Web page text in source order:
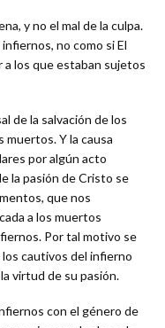
y no el mal de la culpa.
no como si El
a los que estaban sujetos
de la salvación de los
muertos. Y la causa
por algún acto
la pasión de Cristo se
que nos
a los muertos
Por tal motivo se
cautivos del infierno
virtud de su pasión.
con el género de